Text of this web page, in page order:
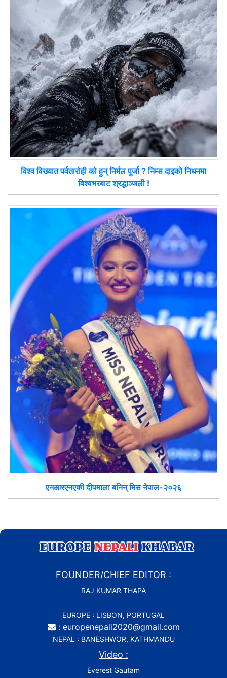
विश्व विख्यात पर्वतारोही को हुन् निर्मल पुर्जा ? निम्स दाइको निधनमा
विश्वभरबाट श्रद्धाञ्जली !
एनआरएनएकी दीपमाला बनिन् मिस नेपाल-२०२६
FOUNDER/CHIEF EDITOR :
RAJ KUMAR THAPA
EUROPE : LISBON, PORTUGAL
: europenepali2020@gmail.com
NEPAL : BANESHWOR, KATHMANDU
Video :
Everest Gautam